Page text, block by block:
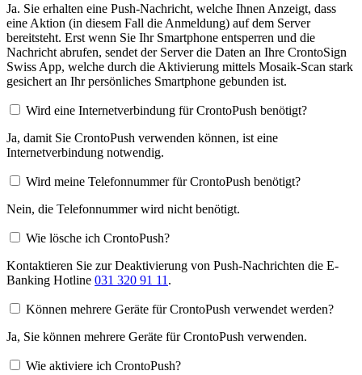
Ja. Sie erhalten eine Push-Nachricht, welche Ihnen Anzeigt, dass
eine Aktion (in diesem Fall die Anmeldung) auf dem Server
bereitsteht. Erst wenn Sie Ihr Smartphone entsperren und die
Nachricht abrufen, sendet der Server die Daten an Ihre CrontoSign
Swiss App, welche durch die Aktivierung mittels Mosaik-Scan stark
gesichert an Ihr persönliches Smartphone gebunden ist.
Wird eine Internetverbindung für CrontoPush benötigt?
Ja, damit Sie CrontoPush verwenden können, ist eine
Internetverbindung notwendig.
Wird meine Telefonnummer für CrontoPush benötigt?
Nein, die Telefonnummer wird nicht benötigt.
Wie lösche ich CrontoPush?
Kontaktieren Sie zur Deaktivierung von Push-Nachrichten die E-
Banking Hotline 031 320 91 11 .
Können mehrere Geräte für CrontoPush verwendet werden?
Ja, Sie können mehrere Geräte für CrontoPush verwenden.
Wie aktiviere ich CrontoPush?